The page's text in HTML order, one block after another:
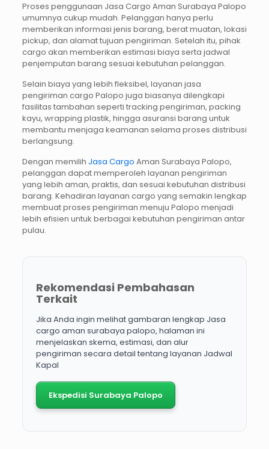
Proses penggunaan Jasa Cargo Aman Surabaya Palopo
umumnya cukup mudah. Pelanggan hanya perlu
memberikan informasi jenis barang, berat muatan, lokasi
pickup, dan alamat tujuan pengiriman. Setelah itu, pihak
cargo akan memberikan estimasi biaya serta jadwal
penjemputan barang sesuai kebutuhan pelanggan.
Selain biaya yang lebih fleksibel, layanan jasa
pengiriman cargo Palopo juga biasanya dilengkapi
fasilitas tambahan seperti tracking pengiriman, packing
kayu, wrapping plastik, hingga asuransi barang untuk
membantu menjaga keamanan selama proses distribusi
berlangsung.
Dengan memilih Jasa Cargo Aman Surabaya Palopo,
pelanggan dapat memperoleh layanan pengiriman
yang lebih aman, praktis, dan sesuai kebutuhan distribusi
barang. Kehadiran layanan cargo yang semakin lengkap
membuat proses pengiriman menuju Palopo menjadi
lebih efisien untuk berbagai kebutuhan pengiriman antar
pulau.
Rekomendasi Pembahasan
Terkait
Jika Anda ingin melihat gambaran lengkap Jasa
cargo aman surabaya palopo, halaman ini
menjelaskan skema, estimasi, dan alur
pengiriman secara detail tentang layanan Jadwal
Kapal
Ekspedisi Surabaya Palopo